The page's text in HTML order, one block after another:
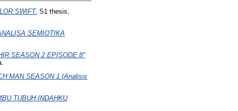
SWIFT. S1 thesis,
SEMIOTIKA
SEASON 2 EPISODE 8"
MAN SEASON 1 (Analisis
TUBUH INDAHKU